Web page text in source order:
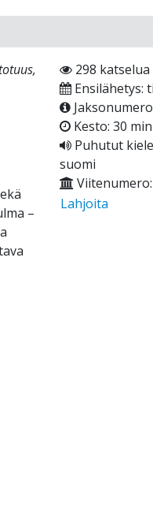
–
298 katselua
Ensilähetys:
Kesto: 30 min
Puhutut
suomi
Viitenumero:
Lahjoita